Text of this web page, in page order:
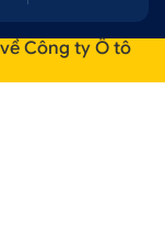
Công ty Ô tô